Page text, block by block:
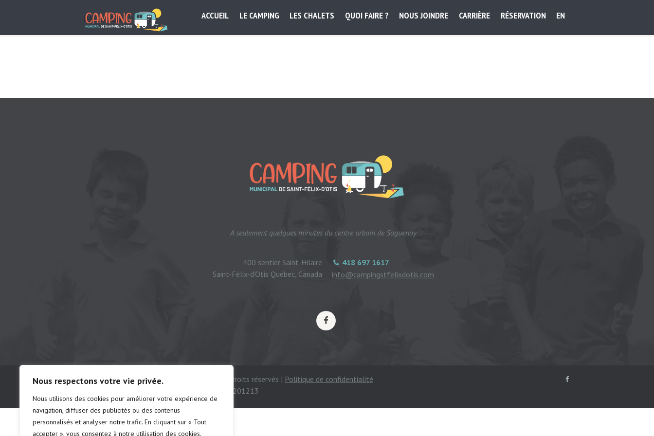
Nous respectons votre vie privée.
Nous utilisons des cookies pour améliorer votre expérience de
navigation, diffuser des publicités ou des contenus
personnalisés et analyser notre trafic. En cliquant sur « Tout
accepter », vous consentez à notre utilisation des cookies.
ACCUEIL LE CAMPING LES CHALETS QUOI FAIRE ? NOUS JOINDRE CARRIÈRE RÉSERVATION EN
HALLOWEEN
A seulement quelques minutes du centre urbain de Saguenay
418 697 1617
info@campingstfelixdotis.com
400 sentier Saint-Hilaire
Saint-Félix-d'Otis Québec, Canada
© Camping municipal de St-Félix d'Otis, tous droits réservés | Politique de confidentialité
# d'établissements: chalet 222691 | camping 201213